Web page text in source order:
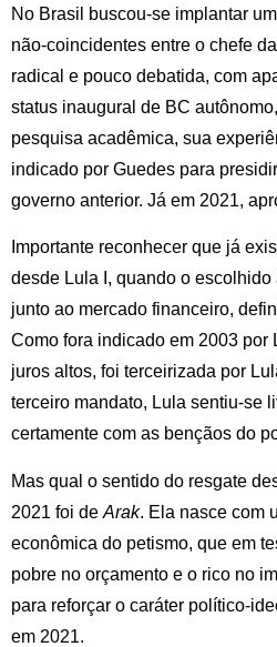
No Brasil buscou-se implantar
não-coincidentes entre o chefe
radical e pouco debatida, com
status inaugural de BC
pesquisa acadêmica, sua
indicado por Guedes para
governo anterior. Já em 2021,
Importante reconhecer que já
desde Lula I, quando o
junto ao mercado financeiro,
Como fora indicado em 2003
juros altos, foi terceirizada por
terceiro mandato, Lula sentiu-se
certamente com as bençãos do
Mas qual o sentido do resgate
2021 foi de Arak. Ela nasce com
econômica do petismo, que em
pobre no orçamento e o rico no
para reforçar o caráter político-
em 2021.